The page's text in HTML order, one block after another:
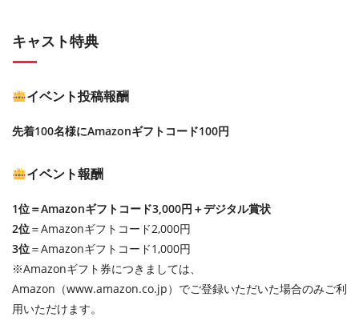
キャスト特典
イベント投稿報酬
先着100名様にAmazonギフトコード100円
イベント報酬
1位＝Amazonギフトコード3,000円＋デジタル賞状
2位＝Amazonギフトコード2,000円
3位＝Amazonギフトコード1,000円
※Amazonギフト券につきましては、
Amazon（www.amazon.co.jp）でご登録いただいた場合のみご利
用いただけます。